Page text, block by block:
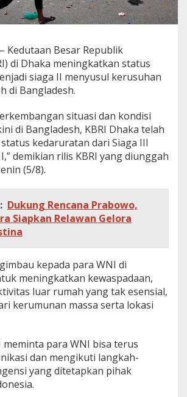
s
h
a
n
P
a
r
h
,
K
B
R
I
n
g
k
a
n
S
t
s
S
i
g
– Kedutaan Besar Republik
di Dhaka meningkatkan status
siaga II menyusul kerusuhan
di Bangladesh.
situasi dan kondisi
di Bangladesh, KBRI Dhaka telah
kedaruratan dari Siaga III
demikian rilis KBRI yang diunggah
(5/8).
Dukung Rencana Prabowo,
Siapkan Relawan Gelora
kepada para WNI di
meningkatkan kewaspadaan,
luar rumah yang tak esensial,
kerumunan massa serta lokasi
meminta para WNI bisa terus
dan mengikuti langkah-
yang ditetapkan pihak